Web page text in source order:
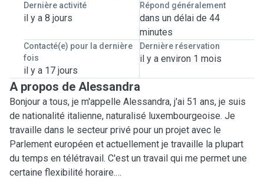
Dernière activité
il y a 8 jours
Répond généralement
dans un délai de 44
minutes
Contacté(e) pour la dernière
fois
il y a 17 jours
Dernière réservation
il y a environ 1 mois
A propos de Alessandra
Bonjour a tous, je m'appelle Alessandra, j'ai 51 ans, je suis
de nationalité italienne, naturalisé luxembourgeoise. Je
travaille dans le secteur privé pour un projet avec le
Parlement européen et actuellement je travaille la plupart
du temps en télétravail. C'est un travail qui me permet une
certaine flexibilité horaire.